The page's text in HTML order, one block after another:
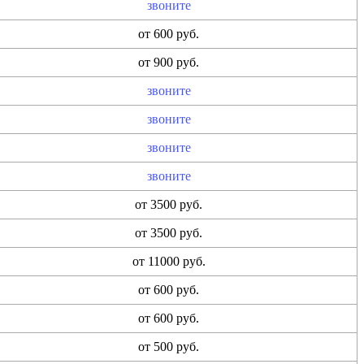
звоните
от 600 руб.
от 900 руб.
звоните
звоните
звоните
звоните
от 3500 руб.
от 3500 руб.
от 11000 руб.
от 600 руб.
от 600 руб.
от 500 руб.